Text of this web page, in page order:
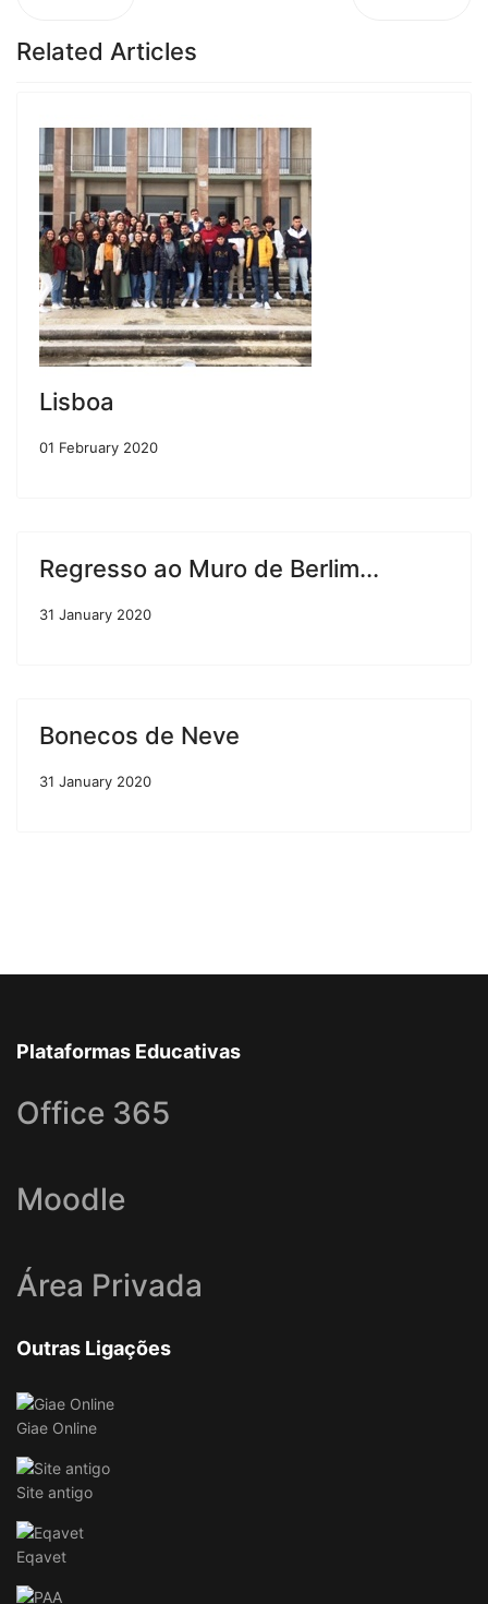
Related Articles
Lisboa
01 February 2020
Regresso ao Muro de Berlim...
31 January 2020
Bonecos de Neve
31 January 2020
Plataformas Educativas
Office 365
Moodle
Área Privada
Outras Ligações
Giae Online
Site antigo
Eqavet